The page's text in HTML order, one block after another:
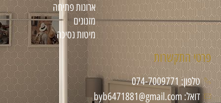
ארונות פתיחה
מזנונים
מיטות נסיכה
פרטי התקשרות
טלפון: 074-7009771
דואל: byb6471881@gmail.com